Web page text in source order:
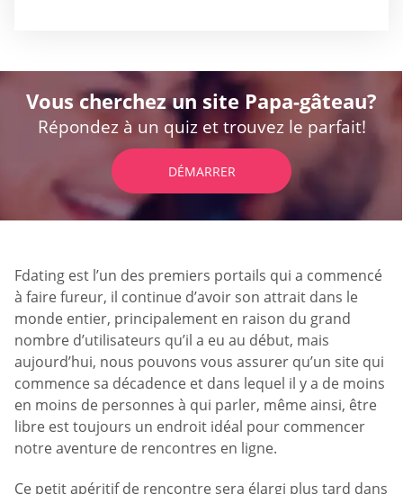
Vous cherchez un site Papa-gâteau?
Répondez à un quiz et trouvez le parfait!
DÉMARRER
Fdating est l’un des premiers portails qui a commencé
à faire fureur, il continue d’avoir son attrait dans le
monde entier, principalement en raison du grand
nombre d’utilisateurs qu’il a eu au début, mais
aujourd’hui, nous pouvons vous assurer qu’un site qui
commence sa décadence et dans lequel il y a de moins
en moins de personnes à qui parler, même ainsi, être
libre est toujours un endroit idéal pour commencer
notre aventure de rencontres en ligne.
Ce petit apéritif de rencontre sera élargi plus tard dans